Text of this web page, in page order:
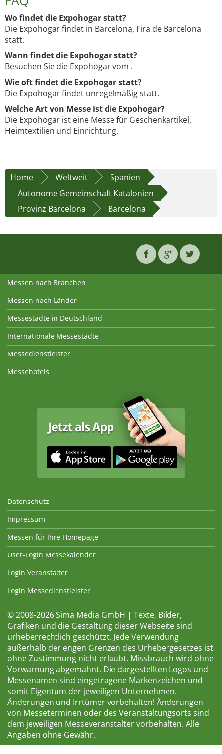
Wo findet die Expohogar statt?
Die Expohogar findet in Barcelona, Fira de Barcelona
statt.
Wann findet die Expohogar statt?
Besuchen Sie die Expohogar vom .
Wie oft findet die Expohogar statt?
Die Expohogar findet unregelmäßig statt.
Welche Art von Messe ist die Expohogar?
Die Expohogar ist eine Messe für Geschenkartikel,
Heimtextilien und Einrichtung.
Home Weltweit
Spanien
Autonome Gemeinschaft Katalonien
Provinz Barcelona
Barcelona
Messen nach Branchen
Messen nach Länder
Messestädte in Deutschland
Internationale Messestädte
Messedienstleister
Messehotels
Datenschutz
Impressum
Messen für Ihre Homepage
User-Login Messekalender
Login Veranstalter
Login Messedienstleister
© 2008-2026 Sima Media GmbH | Texte, Bilder,
Grafiken und die Gestaltung dieser Webseite sind
urheberrechtlich geschützt. Jede Verwendung
außerhalb der engen Grenzen des Urhebergesetzes ist
ohne Zustimmung nicht erlaubt. Missbrauch wird ohne
Vorwarnung abgemahnt. Die dargestellten Logos und
Messenamen sind eingetragene Markenzeichen und
somit Eigentum der jeweiligen Unternehmen.
Änderungen und Irrtümer vorbehalten! Änderungen
von Messeterminen oder des Veranstaltungsorts sind
dem jeweiligen Messeveranstalter vorbehalten. Alle
Angaben ohne Gewähr.